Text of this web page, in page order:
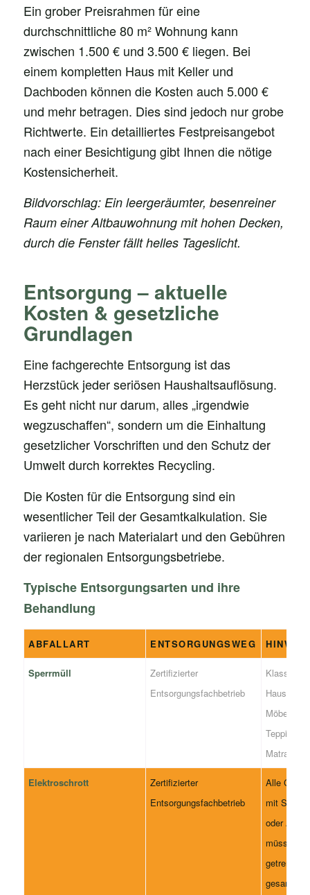
Ein grober Preisrahmen für eine
durchschnittliche 80 m² Wohnung kann
zwischen 1.500 € und 3.500 € liegen. Bei
einem kompletten Haus mit Keller und
Dachboden können die Kosten auch 5.000 €
und mehr betragen. Dies sind jedoch nur grobe
Richtwerte. Ein detailliertes Festpreisangebot
nach einer Besichtigung gibt Ihnen die nötige
Kostensicherheit.
Bildvorschlag: Ein leergeräumter, besenreiner
Raum einer Altbauwohnung mit hohen Decken,
durch die Fenster fällt helles Tageslicht.
Entsorgung – aktuelle
Kosten & gesetzliche
Grundlagen
Eine fachgerechte Entsorgung ist das
Herzstück jeder seriösen Haushaltsauflösung.
Es geht nicht nur darum, alles „irgendwie
wegzuschaffen“, sondern um die Einhaltung
gesetzlicher Vorschriften und den Schutz der
Umwelt durch korrektes Recycling.
Die Kosten für die Entsorgung sind ein
wesentlicher Teil der Gesamtkalkulation. Sie
variieren je nach Materialart und den Gebühren
der regionalen Entsorgungsbetriebe.
Typische Entsorgungsarten und ihre
Behandlung
ABFALLART ENTSORGUNGSWEG
Sperrmüll
Zertifizierter
Entsorgungsfachbetrieb
Hausrat
Möbel,
Teppiche,
Matratzen.
Elektroschrott
Zertifizierter
Entsorgungsfachbetrieb
Alle
mit
oder Akku
müssen
getrennt
gesammelt